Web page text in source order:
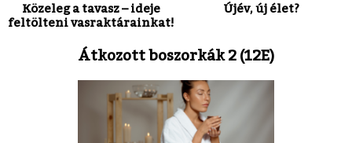
Közeleg a tavasz – ideje
feltölteni vasraktárainkat!
Újév, új élet?
Átkozott boszorkák 2 (12E)